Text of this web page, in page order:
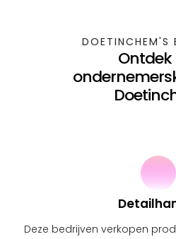
DOETINCHEM'S
Ontdek
Deze bedrijven verkopen